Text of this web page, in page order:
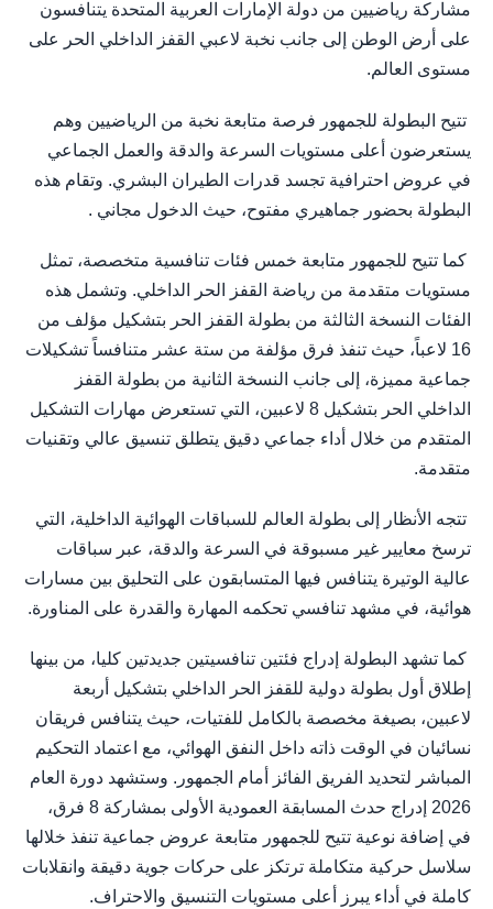
مشاركة رياضيين من دولة الإمارات العربية المتحدة يتنافسون
على أرض الوطن إلى جانب نخبة لاعبي القفز الداخلي الحر على
مستوى العالم.
تتيح البطولة للجمهور فرصة متابعة نخبة من الرياضيين وهم
يستعرضون أعلى مستويات السرعة والدقة والعمل الجماعي
في عروض احترافية تجسد قدرات الطيران البشري. وتقام هذه
البطولة بحضور جماهيري مفتوح، حيث الدخول مجاني .
كما تتيح للجمهور متابعة خمس فئات تنافسية متخصصة، تمثل
مستويات متقدمة من رياضة القفز الحر الداخلي. وتشمل هذه
الفئات النسخة الثالثة من بطولة القفز الحر بتشكيل مؤلف من
16 لاعباً، حيث تنفذ فرق مؤلفة من ستة عشر متنافساً تشكيلات
جماعية مميزة، إلى جانب النسخة الثانية من بطولة القفز
الداخلي الحر بتشكيل 8 لاعبين، التي تستعرض مهارات التشكيل
المتقدم من خلال أداء جماعي دقيق يتطلق تنسيق عالي وتقنيات
متقدمة.
تتجه الأنظار إلى بطولة العالم للسباقات الهوائية الداخلية، التي
ترسخ معايير غير مسبوقة في السرعة والدقة، عبر سباقات
عالية الوتيرة يتنافس فيها المتسابقون على التحليق بين مسارات
هوائية، في مشهد تنافسي تحكمه المهارة والقدرة على المناورة.
كما تشهد البطولة إدراج فئتين تنافسيتين جديدتين كليا، من بينها
إطلاق أول بطولة دولية للقفز الحر الداخلي بتشكيل أربعة
لاعبين، بصيغة مخصصة بالكامل للفتيات، حيث يتنافس فريقان
نسائيان في الوقت ذاته داخل النفق الهوائي، مع اعتماد التحكيم
المباشر لتحديد الفريق الفائز أمام الجمهور. وستشهد دورة العام
2026 إدراج حدث المسابقة العمودية الأولى بمشاركة 8 فرق،
في إضافة نوعية تتيح للجمهور متابعة عروض جماعية تنفذ خلالها
سلاسل حركية متكاملة ترتكز على حركات جوية دقيقة وانقلابات
كاملة في أداء يبرز أعلى مستويات التنسيق والاحتراف.